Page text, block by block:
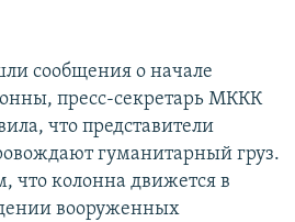
сообщения о начале
пресс-секретарь МККК
что представители
гуманитарный груз.
что колонна движется в
вооруженных